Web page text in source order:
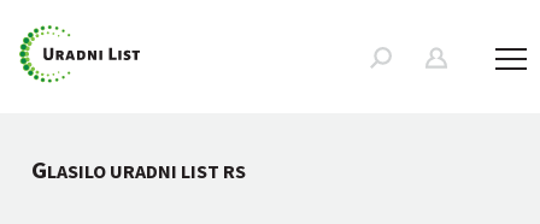
GLASILO URADNI LIST RS